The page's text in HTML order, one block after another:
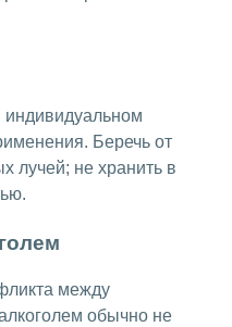
индивидуальном
Беречь от
лучей; не хранить в
между
обычно не